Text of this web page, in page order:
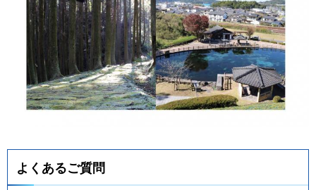
よくあるご質問